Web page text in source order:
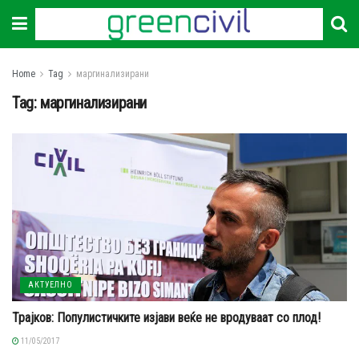
Home Tag маргинализирани
Tag: маргинализирани
АКТУЕЛНО
Трајков: Популистичките изјави веќе не вродуваат со плод!
11/05/2017